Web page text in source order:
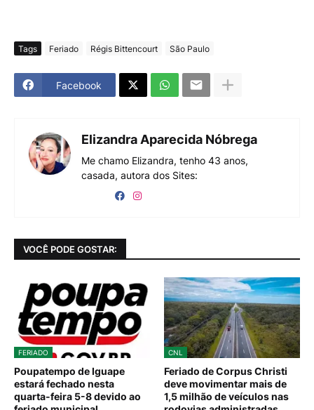
Tags Feriado Régis Bittencourt São Paulo
Facebook
Elizandra Aparecida Nóbrega
Me chamo Elizandra, tenho 43 anos,
casada, autora dos Sites:
VOCÊ PODE GOSTAR:
FERIADO
Poupatempo de Iguape
estará fechado nesta
quarta-feira 5-8 devido ao
CNL
Feriado de Corpus Christi
deve movimentar mais de
1,5 milhão de veículos nas